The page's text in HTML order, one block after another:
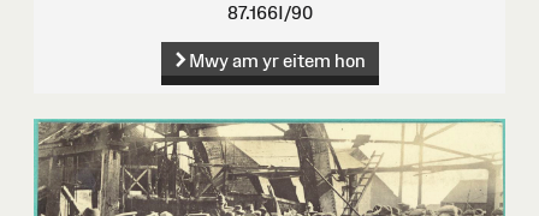
87.166I/90
Mwy am yr eitem hon